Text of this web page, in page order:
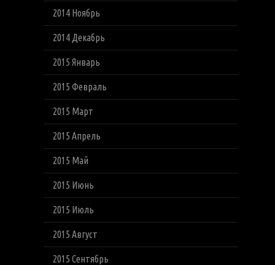
2014 Ноябрь
2014 Декабрь
2015 Январь
2015 Февраль
2015 Март
2015 Апрель
2015 Май
2015 Июнь
2015 Июль
2015 Август
2015 Сентябрь